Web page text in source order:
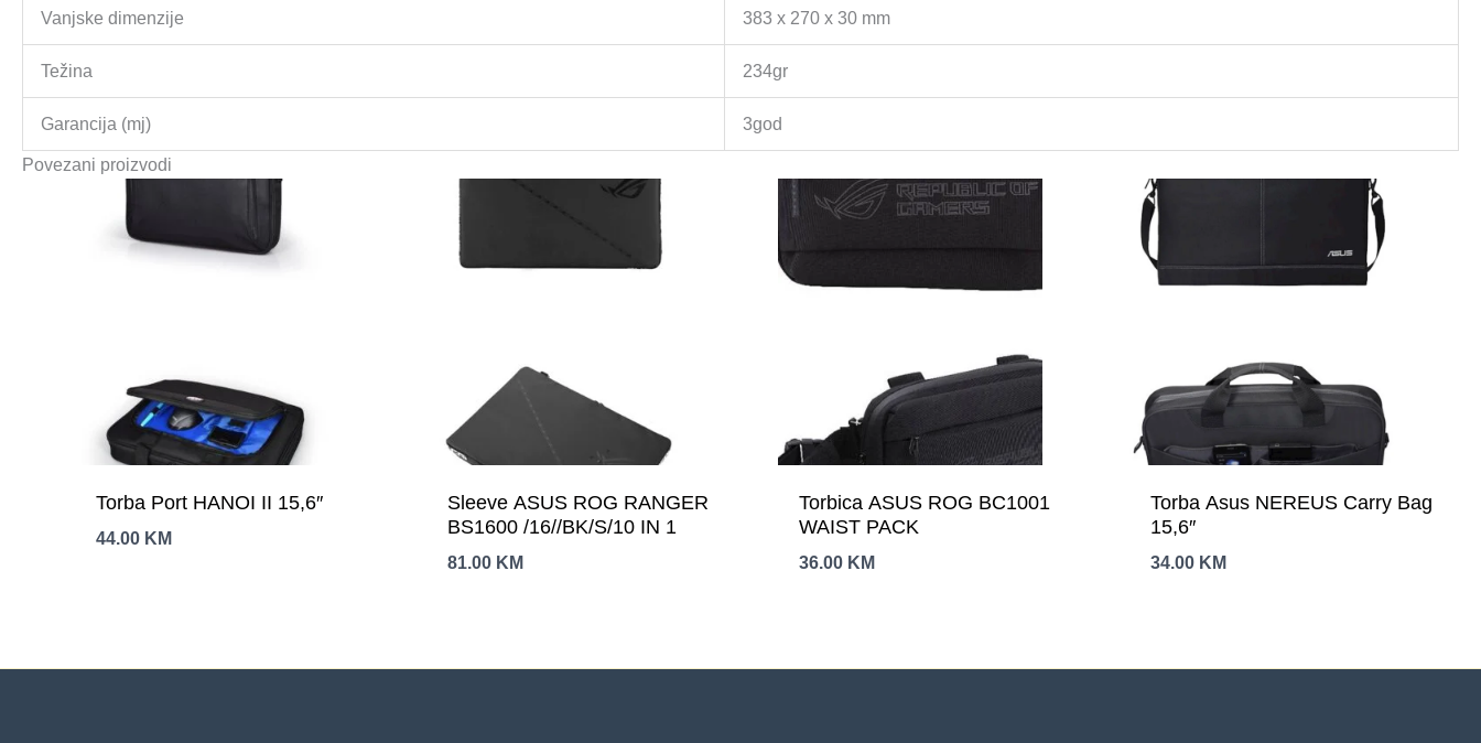
Vanjske dimenzije 383 x 270 x 30 mm
Težina 234gr
Garancija (mj) 3god
Povezani proizvodi
Torba Port HANOI II 15,6″
44.00 KM
Sleeve ASUS ROG RANGER
BS1600 /16//BK/S/10 IN 1
81.00 KM
Torbica ASUS ROG BC1001
WAIST PACK
36.00 KM
Torba Asus NEREUS Carry Bag
15,6″
34.00 KM